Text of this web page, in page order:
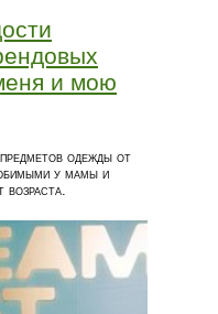
и мою
одежды от
у мамы и
возраста.